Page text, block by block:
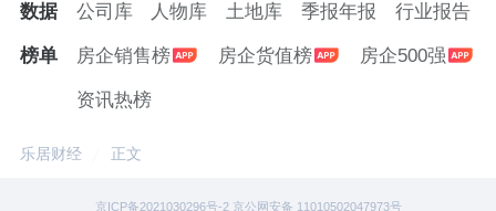
数据 公司库 人物库 土地库 季报年报 行业报告
榜单 房企销售榜 房企货值榜 房企500强
资讯热榜
乐居财经 正文
京ICP备2021030296号-2 京公网安备 11010502047973号